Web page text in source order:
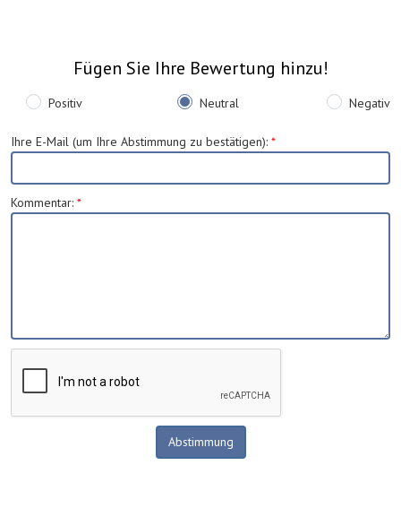
Fügen Sie Ihre Bewertung hinzu!
Positiv Neutral Negativ
Ihre E-Mail (um Ihre Abstimmung zu bestätigen): *
Kommentar: *